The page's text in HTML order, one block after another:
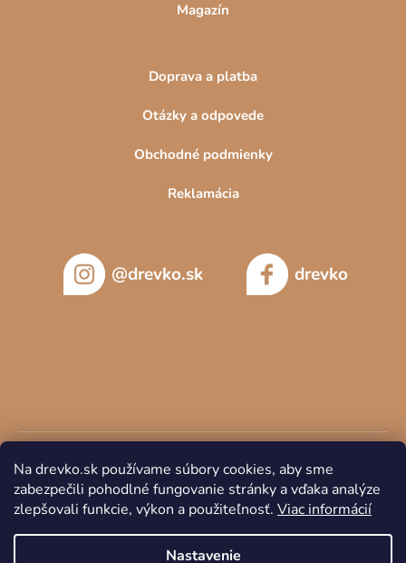
Na drevko.sk používame súbory cookies, aby sme
zabezpečili pohodlné fungovanie stránky a vďaka analýze
zlepšovali funkcie, výkon a použiteľnosť. Viac informácií
Nastavenie
Magazín
Doprava a platba
Otázky a odpovede
Obchodné podmienky
Reklamácia
@drevko.sk drevko